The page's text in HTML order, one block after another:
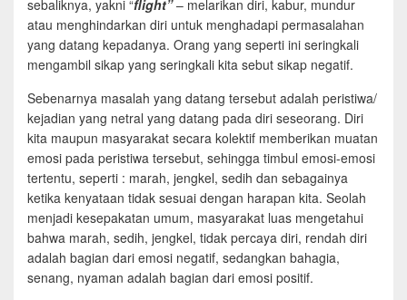
sebaliknya, yakni “flight”– melarikan diri, kabur, mundur
atau menghindarkan diri untuk menghadapi permasalahan
yang datang kepadanya. Orang yang seperti ini seringkali
mengambil sikap yang seringkali kita sebut sikap negatif.
Sebenarnya masalah yang datang tersebut adalah peristiwa/
kejadian yang netral yang datang pada diri seseorang. Diri
kita maupun masyarakat secara kolektif memberikan muatan
emosi pada peristiwa tersebut, sehingga timbul emosi-emosi
tertentu, seperti : marah, jengkel, sedih dan sebagainya
ketika kenyataan tidak sesuai dengan harapan kita. Seolah
menjadi kesepakatan umum, masyarakat luas mengetahui
bahwa marah, sedih, jengkel, tidak percaya diri, rendah diri
adalah bagian dari emosi negatif, sedangkan bahagia,
senang, nyaman adalah bagian dari emosi positif.